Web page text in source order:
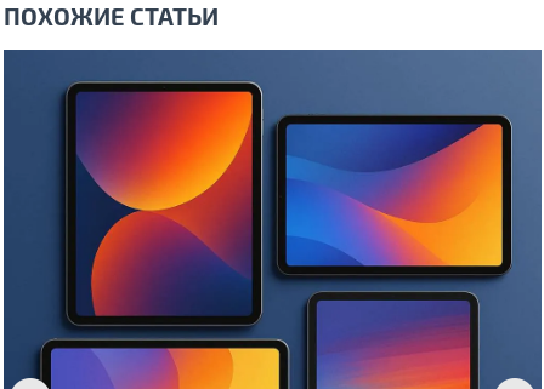
ПОХОЖИЕ СТАТЬИ